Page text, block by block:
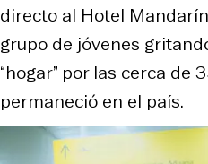
directo al Hotel
grupo de jóvenes
“hogar” por las cerca de
permaneció en el país.